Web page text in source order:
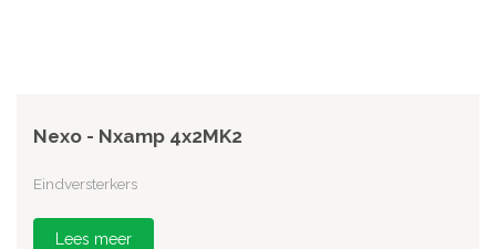
Nexo - Nxamp 4x2MK2
Eindversterkers
Lees meer